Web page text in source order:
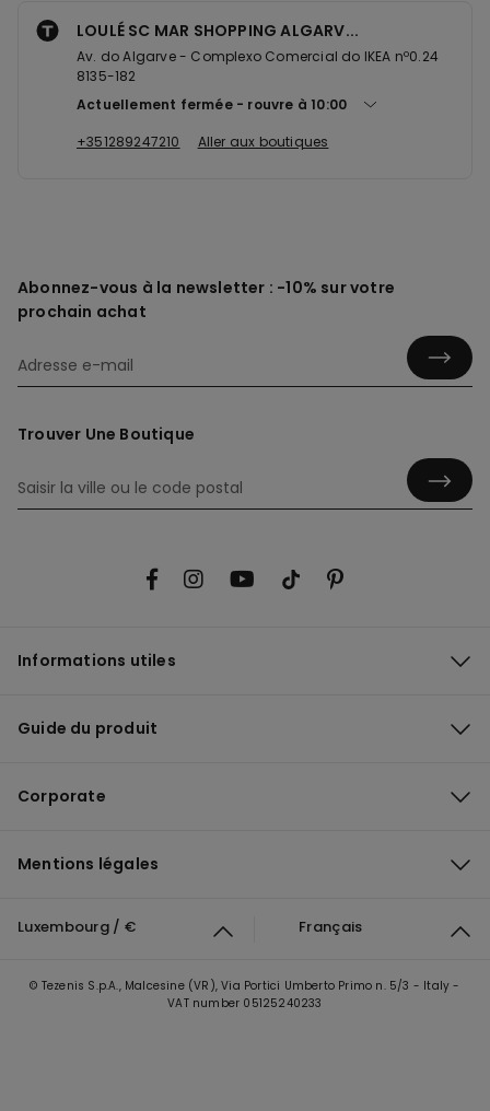
LOULÉ SC MAR SHOPPING ALGARV...
Av. do Algarve - Complexo Comercial do IKEA nº0.24
8135-182
Actuellement fermée
rouvre à 10:00
+351289247210
Aller aux boutiques
Abonnez-vous à la newsletter : -10% sur votre
prochain achat
Trouver Une Boutique
Informations utiles
Guide du produit
Corporate
Mentions légales
Luxembourg / € Français
© Tezenis S.p.A., Malcesine (VR), Via Portici Umberto Primo n. 5/3 - Italy -
VAT number 05125240233